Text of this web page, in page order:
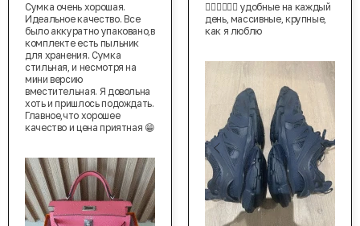
Сумка очень хорошая.
Идеальное качество. Все
было аккуратно упаковано,в
комплекте есть пыльник
для хранения. Сумка
стильная, и несмотря на
мини версию
вместительная. Я довольна
хоть и пришлось подождать.
Главное,что хорошее
качество и цена приятная 😁
👍🏽👍🏽👍🏽 удобные на каждый
день, массивные, крупные,
как я люблю